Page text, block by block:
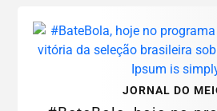
JORNAL DO